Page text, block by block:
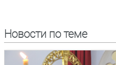
Новости по теме